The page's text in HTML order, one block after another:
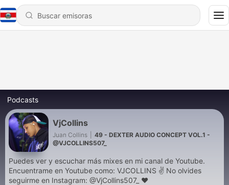
Podcasts
VjCollins
Juan Collins
49 - DEXTER AUDIO CONCEPT VOL.1 -
@VJCOLLINS507_
Puedes ver y escuchar más mixes en mi canal de Youtube.
Encuentrame en Youtube como: VJCOLLINS ✌ No olvides
seguirme en Instagram: @VjCollins507_ ❤️